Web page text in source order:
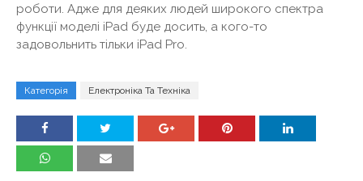
роботи. Адже для деяких людей широкого спектра
функції моделі iPad буде досить, а кого-то
задовольнить тільки iPad Pro.
Категорія Електроніка Та Техніка